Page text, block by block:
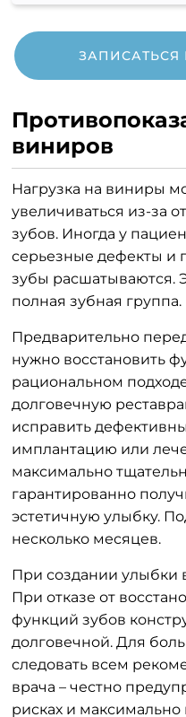
ЗАПИСАТЬСЯ
виниров
Нагрузка на виниры
увеличиваться из-за
зубов. Иногда у
серьезные дефекты и
зубы расшатываются.
полная зубная группа.
Предварительно
нужно восстановить
рациональном
долговечную
исправить
имплантацию или
максимально
гарантированно
эстетичную улыбку.
несколько месяцев.
При создании улыбки
При отказе от
функций зубов
долговечной. Для
следовать всем
врача – честно
рисках и максимально